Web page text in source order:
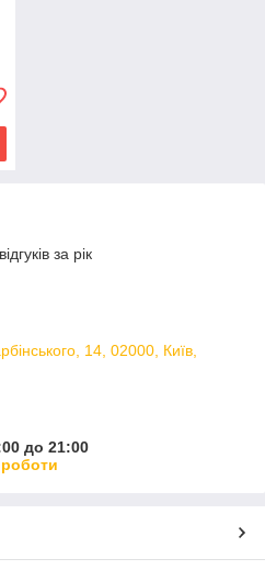
за рік
14, 02000, Київ,
до 21:00